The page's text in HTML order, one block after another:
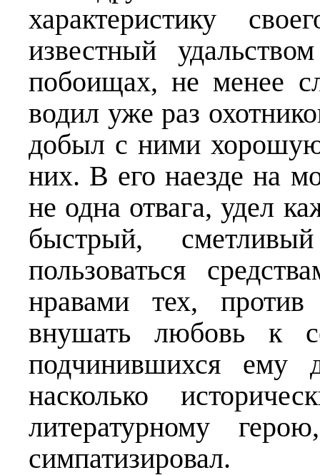
характеристику
известный
побоищах, не менее
водил уже раз
добыл с ними
них. В его наезде на
не одна отвага, удел
быстрый,
пользоваться
нравами тех,
внушать любовь к
подчинившихся ему
насколько
литературному
симпатизировал.